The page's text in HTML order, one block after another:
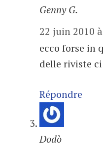
Genny G.
22 juin 2010
ecco forse in
delle riviste
Répondre
Dodò